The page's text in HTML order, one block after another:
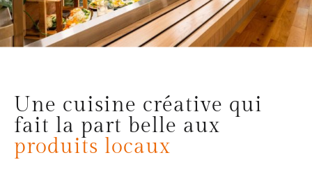
Une cuisine créative qui
fait la part belle aux
produits locaux